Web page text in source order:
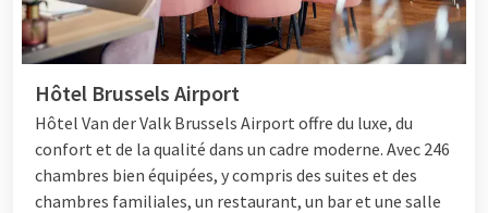
Hôtel Brussels Airport
Hôtel Van der Valk Brussels Airport offre du luxe, du
confort et de la qualité dans un cadre moderne. Avec 246
chambres bien équipées, y compris des suites et des
chambres familiales, un restaurant, un bar et une salle